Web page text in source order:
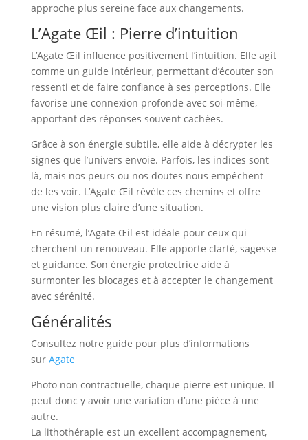
approche plus sereine face aux changements.
L’Agate Œil : Pierre d’intuition
L’Agate Œil influence positivement l’intuition. Elle agit
comme un guide intérieur, permettant d’écouter son
ressenti et de faire confiance à ses perceptions. Elle
favorise une connexion profonde avec soi-même,
apportant des réponses souvent cachées.
Grâce à son énergie subtile, elle aide à décrypter les
signes que l’univers envoie. Parfois, les indices sont
là, mais nos peurs ou nos doutes nous empêchent
de les voir. L’Agate Œil révèle ces chemins et offre
une vision plus claire d’une situation.
En résumé, l’Agate Œil est idéale pour ceux qui
cherchent un renouveau. Elle apporte clarté, sagesse
et guidance. Son énergie protectrice aide à
surmonter les blocages et à accepter le changement
avec sérénité.
Généralités
Consultez notre guide pour plus d’informations
sur Agate
Photo non contractuelle, chaque pierre est unique. Il
peut donc y avoir une variation d’une pièce à une
autre.
La lithothérapie est un excellent accompagnement,